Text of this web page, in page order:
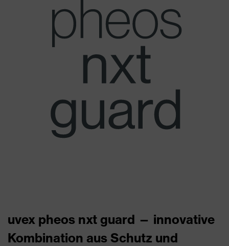
uvex pheos nxt guard — innovative
Kombination aus Schutz und